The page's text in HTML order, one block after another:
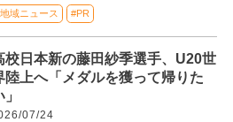
域ニュース #PR
校日本新の藤田紗季選手、U20世
陸上へ「メダルを獲って帰りた
07/24